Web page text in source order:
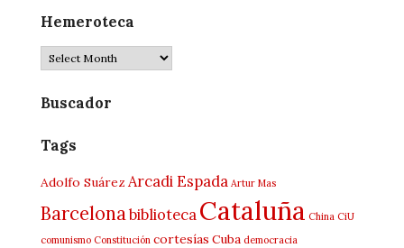
Hemeroteca
Buscador
Tags
Adolfo Suárez Arcadi Espada Artur Mas
Barcelonabiblioteca Cataluña China CiU
comunismo Constitución cortesías Cuba democracia